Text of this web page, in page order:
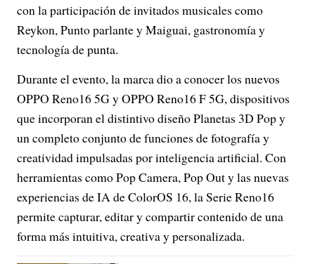
con la participación de invitados musicales como
Reykon, Punto parlante y Maiguai, gastronomía y
tecnología de punta.
Durante el evento, la marca dio a conocer los nuevos
OPPO Reno16 5G y OPPO Reno16 F 5G, dispositivos
que incorporan el distintivo diseño Planetas 3D Pop y
un completo conjunto de funciones de fotografía y
creatividad impulsadas por inteligencia artificial. Con
herramientas como Pop Camera, Pop Out y las nuevas
experiencias de IA de ColorOS 16, la Serie Reno16
permite capturar, editar y compartir contenido de una
forma más intuitiva, creativa y personalizada.